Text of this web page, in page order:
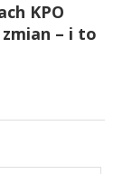
KPO
– i to